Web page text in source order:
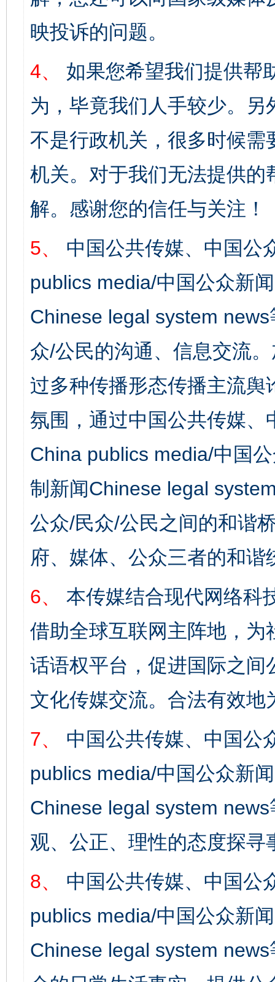
映投诉的问题。
4、
如果您希望我们提供帮
为，毕竟我们人手较少。
不是行政机关，很多时候
机关。对于我们无法提供
解。感谢您的信任与关注！
5、
中国公共传媒、中国公
publics media/中国公众新
Chinese legal system
众/公民的沟通、信息交流
过多种传播形态传播主流
氛围，通过中国公共传媒
China publics media/中国
制新闻Chinese legal
公众/民众/公民之间的和谐
府、媒体、公众三者的和谐
6、
本传媒结合现代网络科
借助全球互联网主阵地，
话语权平台，促进国际之
文化传媒交流。合法有效地
7、
中国公共传媒、中国公
publics media/中国公众新
Chinese legal system
观、公正、理性的态度探寻
8、
中国公共传媒、中国公
publics media/中国公众新
Chinese legal system